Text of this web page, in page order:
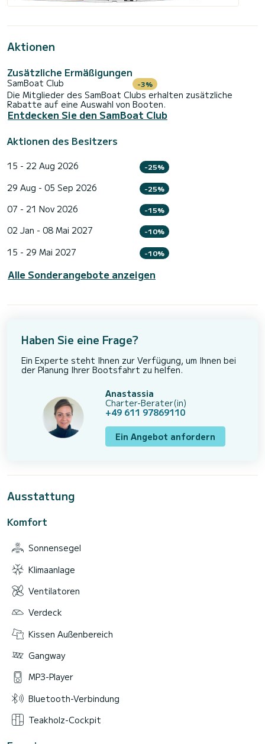
Aktionen
Zusätzliche Ermäßigungen
SamBoat Club -3%
Die Mitglieder des SamBoat Clubs erhalten zusätzliche
Rabatte auf eine Auswahl von Booten.
Entdecken Sie den SamBoat Club
Aktionen des Besitzers
15 - 22 Aug 2026 -25%
29 Aug - 05 Sep 2026 -25%
07 - 21 Nov 2026 -15%
02 Jan - 08 Mai 2027 -10%
15 - 29 Mai 2027 -10%
Alle Sonderangebote anzeigen
Haben Sie eine Frage?
Ein Experte steht Ihnen zur Verfügung, um Ihnen bei
der Planung Ihrer Bootsfahrt zu helfen.
Anastassia
Charter-Berater(in)
+49 611 97869110
Ein Angebot anfordern
Ausstattung
Komfort
Sonnensegel
Klimaanlage
Ventilatoren
Verdeck
Kissen Außenbereich
Gangway
MP3-Player
Bluetooth-Verbindung
Teakholz-Cockpit